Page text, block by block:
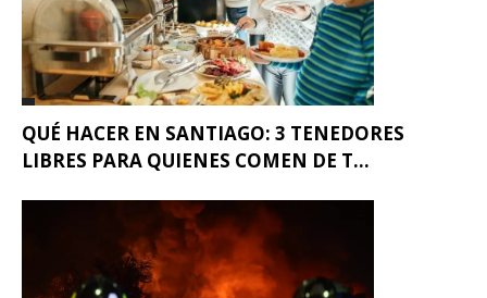
QUÉ HACER EN SANTIAGO: 3 TENEDORES
LIBRES PARA QUIENES COMEN DE T...